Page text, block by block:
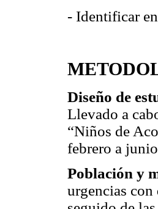
- Identificar
Diseño de
Llevado a
“Niños de
febrero a
Población y
urgencias con